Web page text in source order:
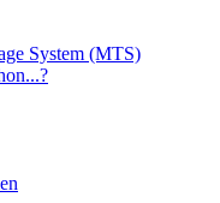
System (MTS)